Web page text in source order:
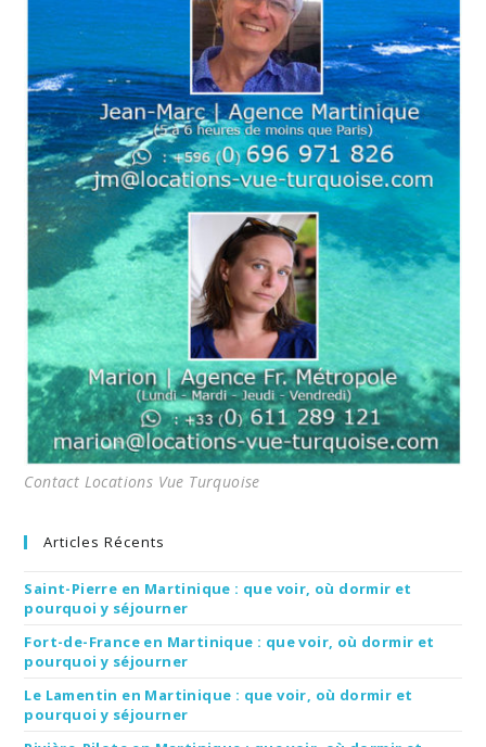
Contact Locations Vue Turquoise
Articles Récents
Saint-Pierre en Martinique : que voir, où dormir et
pourquoi y séjourner
Fort-de-France en Martinique : que voir, où dormir et
pourquoi y séjourner
Le Lamentin en Martinique : que voir, où dormir et
pourquoi y séjourner